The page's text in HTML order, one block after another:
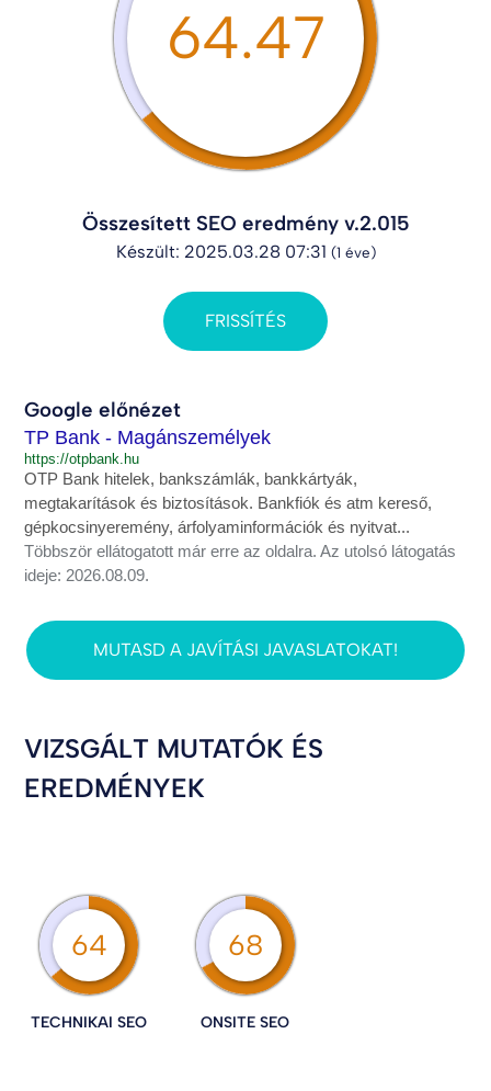
64.47
Összesített SEO eredmény v.2.015
Készült: 2025.03.28 07:31 (1 éve)
FRISSÍTÉS
Google előnézet
TP Bank - Magánszemélyek
https://otpbank.hu
OTP Bank hitelek, bankszámlák, bankkártyák,
megtakarítások és biztosítások. Bankfiók és atm kereső,
gépkocsinyeremény, árfolyaminformációk és nyitvat...
Többször ellátogatott már erre az oldalra. Az utolsó látogatás
ideje: 2026.08.09.
MUTASD A JAVÍTÁSI JAVASLATOKAT!
VIZSGÁLT MUTATÓK ÉS
EREDMÉNYEK
64
TECHNIKAI SEO
68
ONSITE SEO